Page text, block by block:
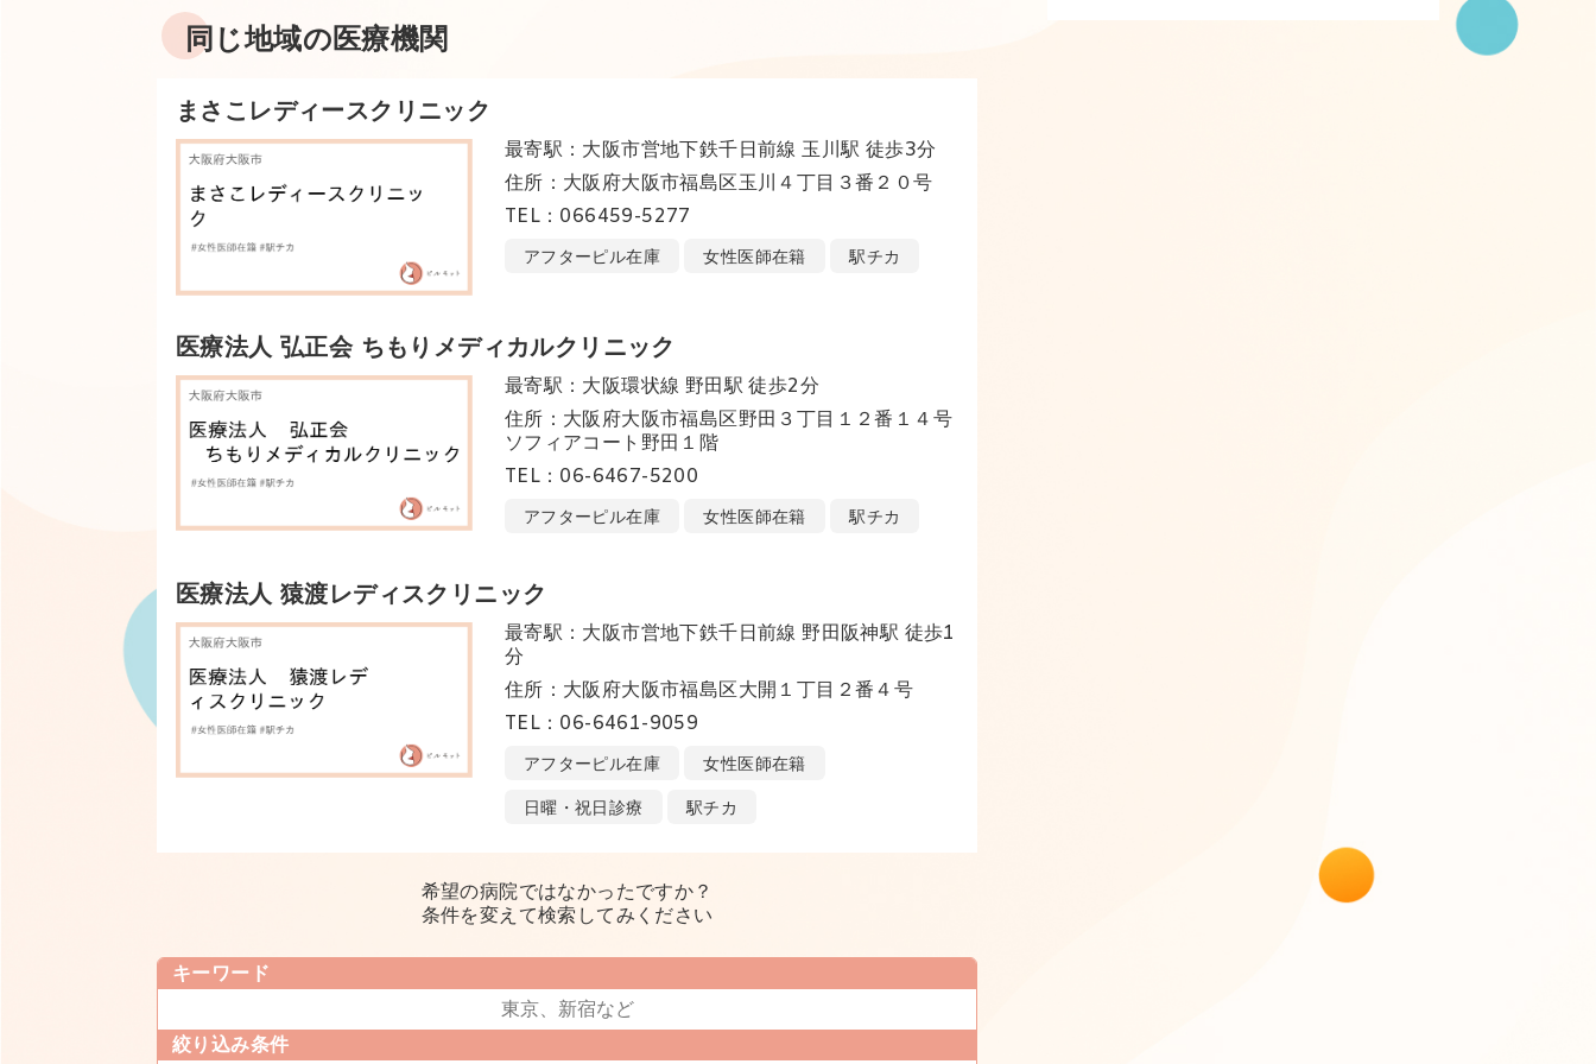
同じ地域の医療機関
まさこレディースクリニック
最寄駅：大阪市営地下鉄千日前線 玉川駅 徒歩3分
住所：大阪府大阪市福島区玉川４丁目３番２０号
TEL：066459-5277
アフターピル在庫 女性医師在籍 駅チカ
医療法人 弘正会 ちもりメディカルクリニック
最寄駅：大阪環状線 野田駅 徒歩2分
住所：大阪府大阪市福島区野田３丁目１２番１４号
ソフィアコート野田１階
TEL：06-6467-5200
アフターピル在庫 女性医師在籍 駅チカ
医療法人 猿渡レディスクリニック
最寄駅：大阪市営地下鉄千日前線 野田阪神駅 徒歩1
分
住所：大阪府大阪市福島区大開１丁目２番４号
TEL：06-6461-9059
アフターピル在庫
女性医師在籍
日曜・祝日診療
駅チカ
希望の病院ではなかったですか？
条件を変えて検索してみください
キーワード
絞り込み条件